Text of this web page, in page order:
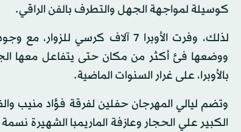
كوسيلة لمواجهة الجهل والتطرف بالفن الراقي.
لذلك، وفرت الأوبرا 7 آلاف
ووضعها فئ أكثر من مكان حتى يتفاعل معها
بالأوبرا، على غرار السنوات الماضية.
وتضم ليالي المهرجان حفلين لفرقة فؤاد منيب
الكبير علي الحجار وعازفة الماريمبا الشهيرة